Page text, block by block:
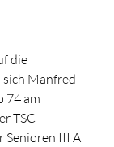
die
Manfred
74 am
TSC
Senioren III A